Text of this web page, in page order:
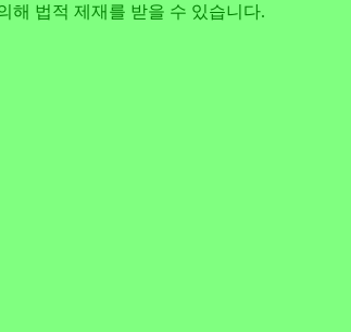
해 법적 제재를 받을 수 있습니다.